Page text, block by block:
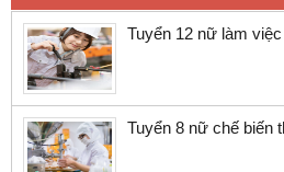
Tuyển 12 nữ làm
Tuyển 8 nữ chế biến